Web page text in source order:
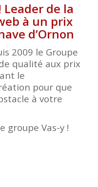
Leader de la
à un prix
d’Ornon
2009 le Groupe
qualité aux prix
le
pour que
à votre
groupe Vas-y !